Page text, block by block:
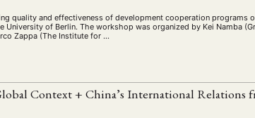
(8) Präsentation (13) Programm (5) Publikation (23)
Sprachkurse
Wirtschaft Workshop
quality and effectiveness of development cooperation programs
of Berlin. The workshop was organized by Kei Namba
Zappa (The Institute for …
Context + China’s International Relations